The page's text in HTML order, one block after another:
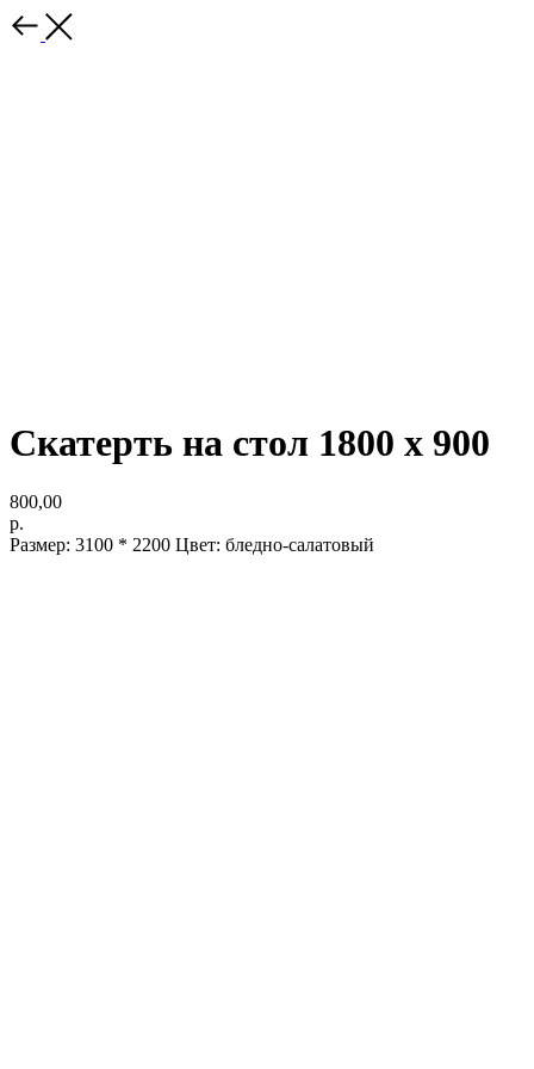
Скатерть на стол 1800 х 900
800,00
р.
Размер: 3100 * 2200 Цвет: бледно-салатовый